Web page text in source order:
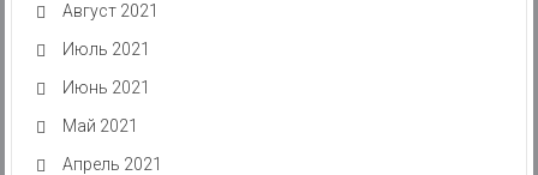
Август 2021
Июль 2021
Июнь 2021
Май 2021
Апрель 2021